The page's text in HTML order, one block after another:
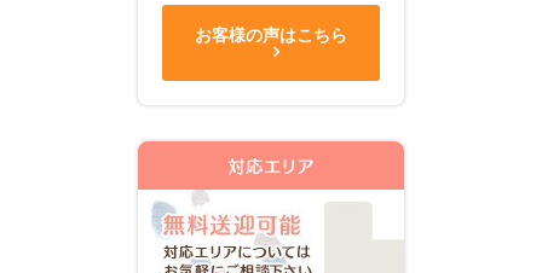
お客様の声はこちら